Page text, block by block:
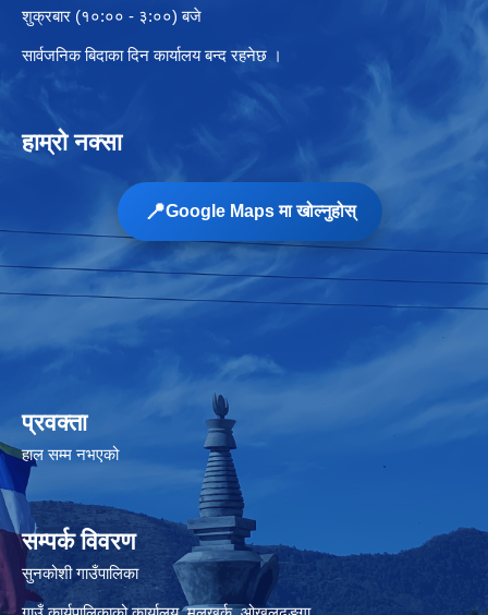
शुक्रबार (१०:०० - ३:००) बजे
सार्वजनिक बिदाका दिन कार्यालय बन्द रहनेछ ।
हाम्रो नक्सा
📍Google Maps मा खोल्नुहोस्
प्रवक्ता
हाल सम्म नभएको
सम्पर्क विवरण
सुनकोशी गाउँपालिका